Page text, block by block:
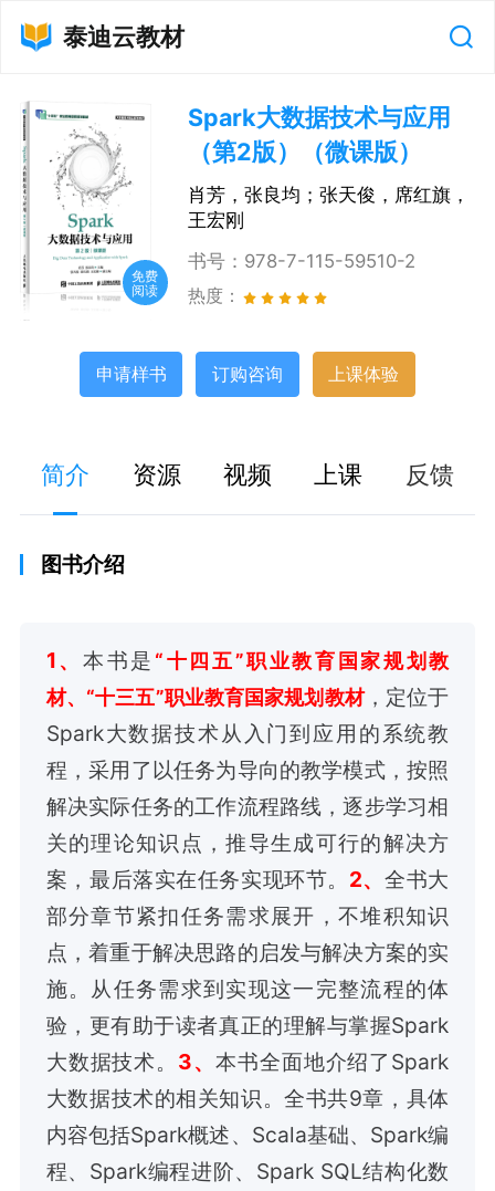
泰迪云教材
免费
阅读
Spark大数据技术与应用
（第2版）（微课版）
肖芳，张良均；张天俊，席红旗，
王宏刚
书号： 978-7-115-59510-2
热度：
申请样书 订购咨询 上课体验
简介 资源 视频 上课 反馈
图书介绍
1、本书是 “十四五”职业教育国家规划教
材、 “十三五”职业教育国家规划教材，定位于
Spark大数据技术从入门到应用的系统教
程，采用了以任务为导向的教学模式，按照
解决实际任务的工作流程路线，逐步学习相
关的理论知识点，推导生成可行的解决方
案，最后落实在任务实现环节。 2、全书大
部分章节紧扣任务需求展开，不堆积知识
点，着重于解决思路的启发与解决方案的实
施。从任务需求到实现这一完整流程的体
验，更有助于读者真正的理解与掌握Spark
大数据技术。 3、本书全面地介绍了Spark
大数据技术的相关知识。全书共9章，具体
内容包括Spark概述、Scala基础、Spark编
程、Spark编程进阶、Spark SQL结构化数